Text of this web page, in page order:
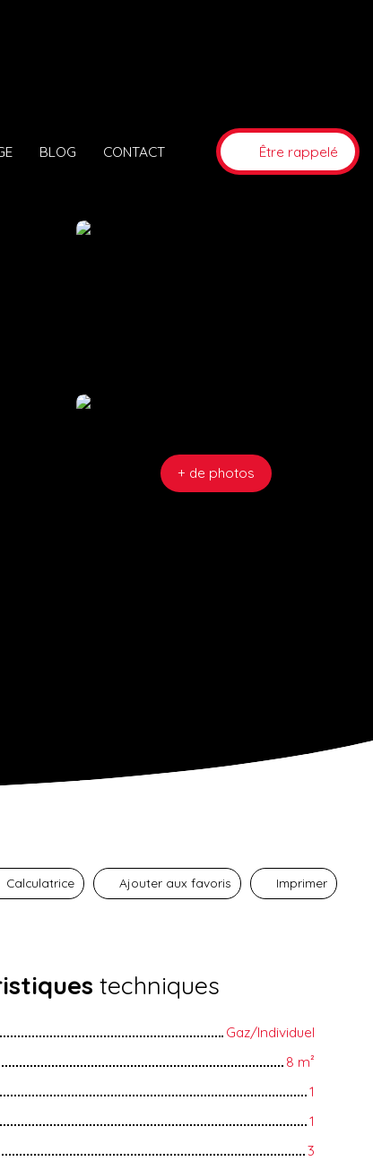
BLOG CONTACT Être rappelé
+ de photos
Calculatrice Ajouter aux favoris Imprimer
techniques
Gaz/Individuel
8 m²
1
1
3